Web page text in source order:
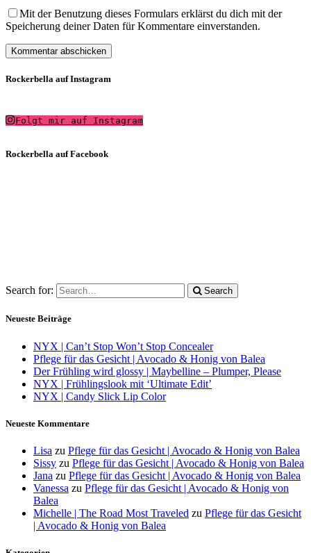
Mit der Benutzung dieses Formulars erklärst du dich mit der
Speicherung deiner Daten für Kommentare einverstanden.
Rockerbella auf Instagram
Folgt mir auf Instagram
Rockerbella auf Facebook
Search for: Search
Neueste Beiträge
NYX | Can’t Stop Won’t Stop Concealer
Pflege für das Gesicht | Avocado & Honig von Balea
Der Frühling wird glossy | Maybelline – Plumper, Please
NYX | Frühlingslook mit ‘Ultimate Edit’
NYX | Candy Slick Lip Color
Neueste Kommentare
Lisa zu Pflege für das Gesicht | Avocado & Honig von Balea
Sissy zu Pflege für das Gesicht | Avocado & Honig von Balea
Jana zu Pflege für das Gesicht | Avocado & Honig von Balea
Vanessa zu Pflege für das Gesicht | Avocado & Honig von
Balea
Michelle | The Road Most Traveled zu Pflege für das Gesicht
| Avocado & Honig von Balea